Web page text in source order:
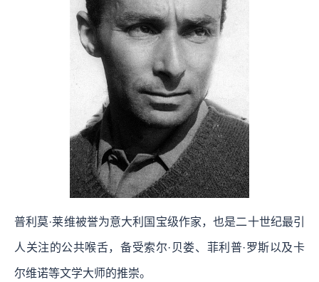
普利莫·莱维被誉为意大利国宝级作家，也是二十世纪最引
人关注的公共喉舌，备受索尔·贝娄、菲利普·罗斯以及卡
尔维诺等文学大师的推崇。